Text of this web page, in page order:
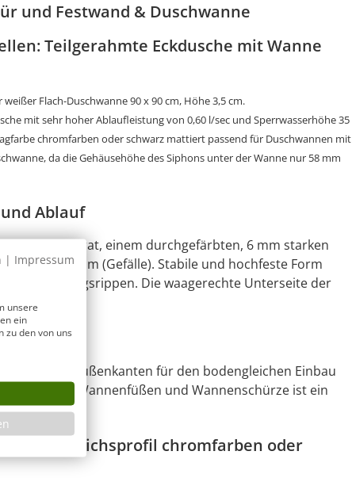
und Festwand & Duschwanne
Teilgerahmte Eckdusche mit Wanne
Flach-Duschwanne 90 x 90 cm, Höhe 3,5 cm.
mit sehr hoher Ablaufleistung von 0,60 l/sec und Sperrwasserhöhe 35
chromfarben oder schwarz mattiert passend für Duschwannen mit
da die Gehäusehöhe des Siphons unter der Wanne nur 58 mm
Ablauf
Colorat, einem durchgefärbten, 6 mm starken
ca. 5 - 20 mm (Gefälle). Stabile und hochfeste Form
Verstärkungsrippen. Die waagerechte Unterseite der
Außenkanten für den bodengleichen Einbau
oder mit Wannenfüßen und Wannenschürze ist ein
Ausgleichsprofil chromfarben oder
| Impressum
unsere
ein
zu den von uns